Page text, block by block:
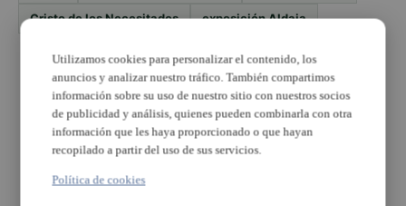
Cristo de los Necesitados exposición Aldaia
PUBLICIDAD
Utilizamos cookies para personalizar el contenido, los
anuncios y analizar nuestro tráfico. También compartimos
información sobre su uso de nuestro sitio con nuestros socios
de publicidad y análisis, quienes pueden combinarla con otra
información que les haya proporcionado o que hayan
recopilado a partir del uso de sus servicios.
Política de cookies